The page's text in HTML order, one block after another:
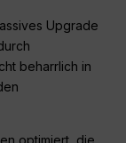
Upgrade
beharrlich in